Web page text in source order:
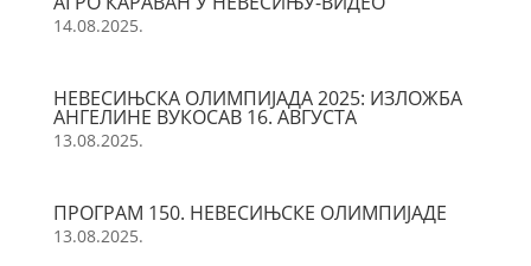
14.08.2025.
НЕВЕСИЊСКА ОЛИМПИЈАДА 2025: ИЗЛОЖБА
АНГЕЛИНЕ ВУКОСАВ 16. АВГУСТА
13.08.2025.
ПРОГРАМ 150. НЕВЕСИЊСКЕ ОЛИМПИЈАДЕ
13.08.2025.